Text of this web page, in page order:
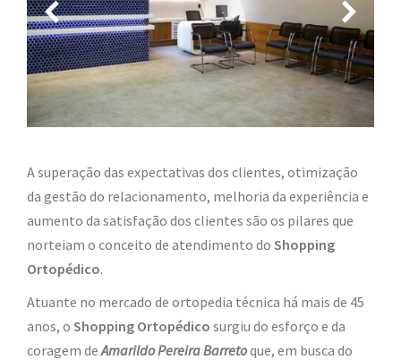
A superação das expectativas dos clientes, otimização
da gestão do relacionamento, melhoria da experiência e
aumento da satisfação dos clientes são os pilares que
norteiam o conceito de atendimento do Shopping
Ortopédico.
Atuante no mercado de ortopedia técnica há mais de 45
anos, o Shopping Ortopédico surgiu do esforço e da
coragem deAmarildo Pereira Barretoque, em busca do